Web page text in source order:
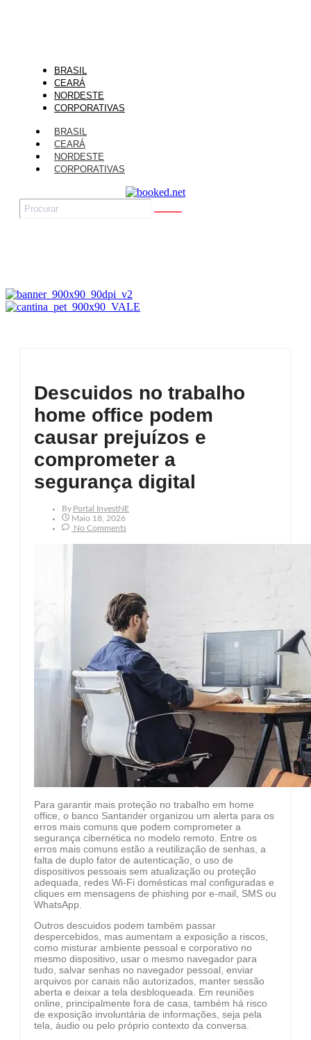
BRASIL
CEARÁ
NORDESTE
CORPORATIVAS
BRASIL
CEARÁ
NORDESTE
CORPORATIVAS
Descuidos no trabalho
home office podem
causar prejuízos e
comprometer a
segurança digital
By Portal InvestNE
Maio 18, 2026
No Comments
Para garantir mais proteção no trabalho em home
office, o banco Santander organizou um alerta para os
erros mais comuns que podem comprometer a
segurança cibernética no modelo remoto. Entre os
erros mais comuns estão a reutilização de senhas, a
falta de duplo fator de autenticação, o uso de
dispositivos pessoais sem atualização ou proteção
adequada, redes Wi-Fi domésticas mal configuradas e
cliques em mensagens de phishing por e-mail, SMS ou
WhatsApp.
Outros descuidos podem também passar
despercebidos, mas aumentam a exposição a riscos,
como misturar ambiente pessoal e corporativo no
mesmo dispositivo, usar o mesmo navegador para
tudo, salvar senhas no navegador pessoal, enviar
arquivos por canais não autorizados, manter sessão
aberta e deixar a tela desbloqueada. Em reuniões
online, principalmente fora de casa, também há risco
de exposição involuntária de informações, seja pela
tela, áudio ou pelo próprio contexto da conversa.